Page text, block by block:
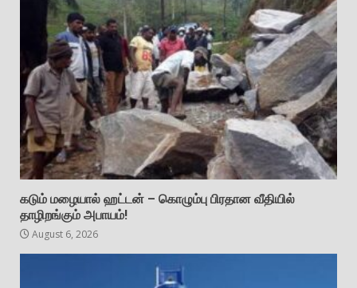
கடும் மழையால் ஹட்டன் – கொழும்பு பிரதான வீதியில்
தாழிறங்கும் அபாயம்!
August 6, 2026